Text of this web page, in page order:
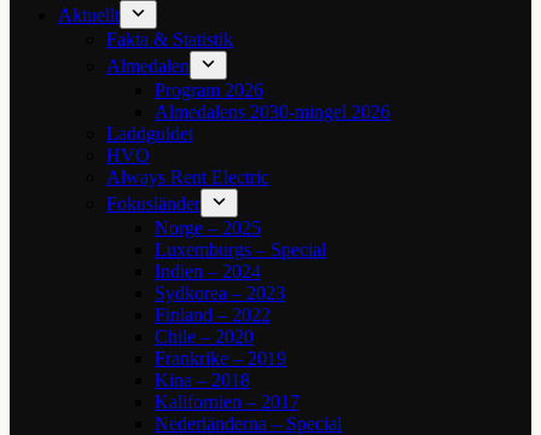
Aktuellt
Fakta & Statistik
Almedalen
Program 2026
Almedalens 2030-mingel 2026
Laddguldet
HVO
Always Rent Electric
Fokusländer
Norge – 2025
Luxemburgs – Special
Indien – 2024
Sydkorea – 2023
Finland – 2022
Chile – 2020
Frankrike – 2019
Kina – 2018
Kalifornien – 2017
Nederländerna – Special